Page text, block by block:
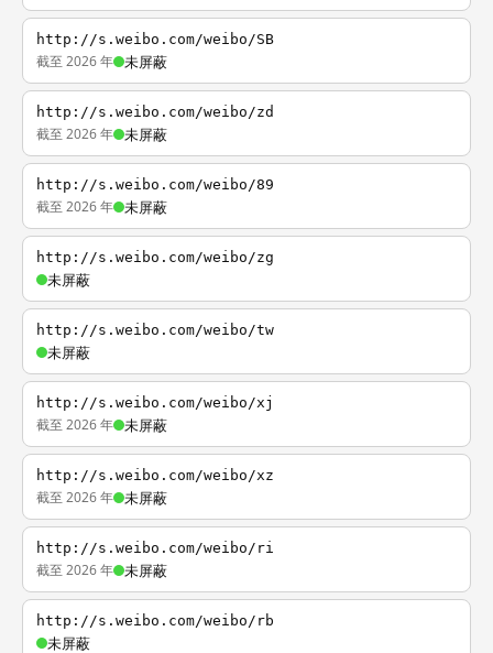
http://s.weibo.com/weibo/SB
截至 2026 年 未屏蔽
http://s.weibo.com/weibo/zd
截至 2026 年 未屏蔽
http://s.weibo.com/weibo/89
截至 2026 年 未屏蔽
http://s.weibo.com/weibo/zg
未屏蔽
http://s.weibo.com/weibo/tw
未屏蔽
http://s.weibo.com/weibo/xj
截至 2026 年 未屏蔽
http://s.weibo.com/weibo/xz
截至 2026 年 未屏蔽
http://s.weibo.com/weibo/ri
截至 2026 年 未屏蔽
http://s.weibo.com/weibo/rb
未屏蔽